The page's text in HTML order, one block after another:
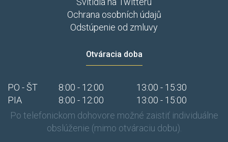
Ochrana osobních údajů
Odstúpenie od zmluvy
Otváracia doba
PO - ŠT 8:00 - 12:00
13:00 - 15:30
PIA
8:00 - 12:00
13:00 - 15:00
Po telefonickom dohovore možné zaistiť individuálne
obslúženie (mimo otváraciu dobu).